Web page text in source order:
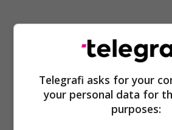
Telegrafi asks for your
your personal data for
purposes: